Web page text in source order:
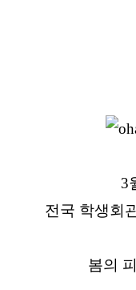
3
전국 학생회
봄의